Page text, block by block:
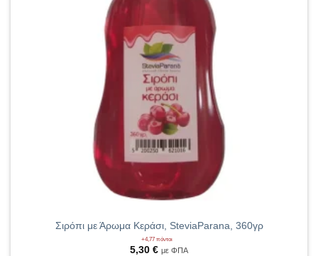
Σιρόπι με Άρωμα Κεράσι, SteviaParana, 360γρ
+4,77 πόντοι
5,30 € με ΦΠΑ